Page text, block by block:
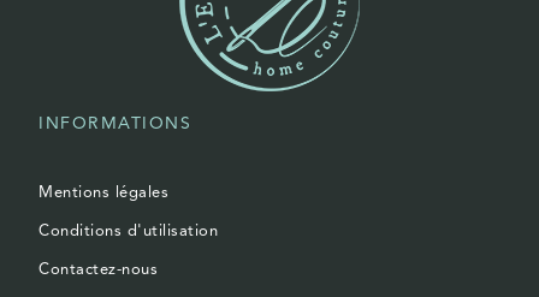
INFORMATIONS
Mentions légales
Conditions d'utilisation
Contactez-nous